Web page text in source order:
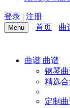
登录 | 注册
Menu 首页 曲
曲谱 曲谱
钢琴
精选
定制